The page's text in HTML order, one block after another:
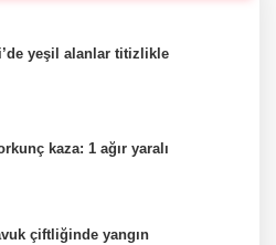
yeşil alanlar titizlikle
kaza: 1 ağır yaralı
çiftliğinde yangın